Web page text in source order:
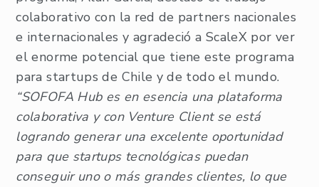
colaborativo con la red de partners nacionales
e internacionales y agradeció a ScaleX por ver
el enorme potencial que tiene este programa
para startups de Chile y de todo el mundo.
“SOFOFA Hub es en esencia una plataforma
colaborativa y con Venture Client se está
logrando generar una excelente oportunidad
para que startups tecnológicas puedan
conseguir uno o más grandes clientes, lo que